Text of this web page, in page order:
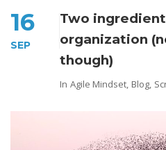
16
SEP
Two
organization
though)
In Agile Mindset, Blog,